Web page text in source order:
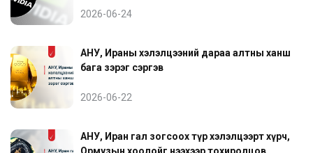
2026-06-24
АНУ, Ираны хэлэлцээний дараа алтны ханш
бага зэрэг сэргэв
2026-06-22
АНУ, Иран гал зогсоох түр хэлэлцээрт хүрч,